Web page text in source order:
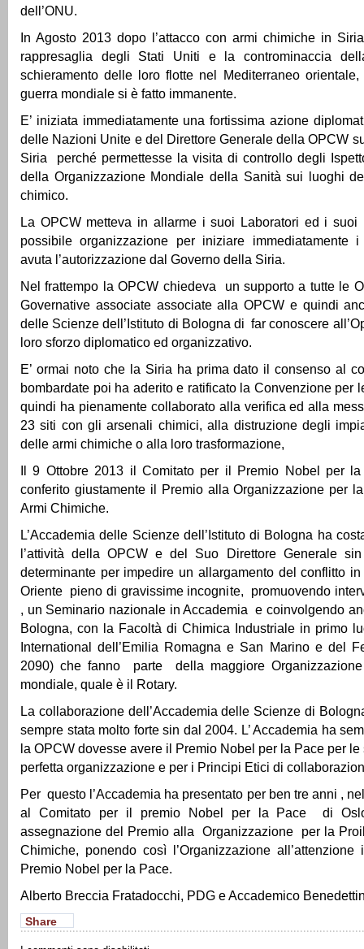
dell’ONU.
In Agosto 2013 dopo l’attacco con armi chimiche in
rappresaglia degli Stati Uniti e la controminaccia
schieramento delle loro flotte nel Mediterraneo
guerra mondiale si è fatto immanente.
E’ iniziata immediatamente una fortissima azione
delle Nazioni Unite e del Direttore Generale della OPCW
Siria perché permettesse la visita di controllo degli
della Organizzazione Mondiale della Sanità sui luoghi
chimico.
La OPCW metteva in allarme i suoi Laboratori ed i suoi
possibile organizzazione per iniziare immediatamente
avuta l’autorizzazione dal Governo della Siria.
Nel frattempo la OPCW chiedeva un supporto a tutte le
Governative associate associate alla OPCW e quindi
delle Scienze dell’Istituto di Bologna di far conoscere
loro sforzo diplomatico ed organizzativo.
E’ ormai noto che la Siria ha prima dato il consenso al
bombardate poi ha aderito e ratificato la Convenzione per
quindi ha pienamente collaborato alla verifica ed alla
23 siti con gli arsenali chimici, alla distruzione degli
delle armi chimiche o alla loro trasformazione,
Il 9 Ottobre 2013 il Comitato per il Premio Nobel per
conferito giustamente il Premio alla Organizzazione per
Armi Chimiche.
L’Accademia delle Scienze dell’Istituto di Bologna ha
l’attività della OPCW e del Suo Direttore Generale
determinante per impedire un allargamento del conflitto
Oriente pieno di gravissime incognite, promuovendo
, un Seminario nazionale in Accademia e coinvolgendo
Bologna, con la Facoltà di Chimica Industriale in primo
International dell’Emilia Romagna e San Marino e del
2090) che fanno parte della maggiore
mondiale, quale è il Rotary.
La collaborazione dell’Accademia delle Scienze di
sempre stata molto forte sin dal 2004. L’ Accademia ha
la OPCW dovesse avere il Premio Nobel per la Pace per
perfetta organizzazione e per i Principi Etici di
Per questo l’Accademia ha presentato per ben tre anni ,
al Comitato per il premio Nobel per la Pace di
assegnazione del Premio alla Organizzazione per la
Chimiche, ponendo così l’Organizzazione all’attenzione
Premio Nobel per la Pace.
Alberto Breccia Fratadocchi, PDG e Accademico
Share